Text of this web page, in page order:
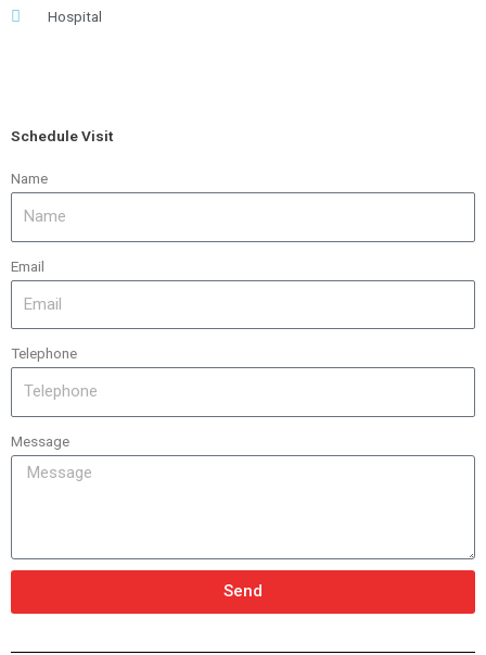
Hospital
Schedule Visit
Name
Email
Telephone
Message
Send